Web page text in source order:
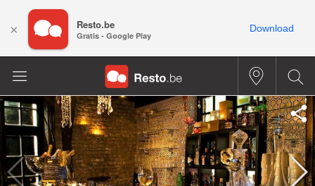
× Resto.be
Gratis - Google Play
Download